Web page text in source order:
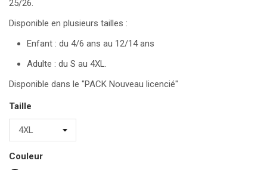
25/26.
Disponible en plusieurs tailles :
Enfant : du 4/6 ans au 12/14 ans
Adulte : du S au 4XL.
Disponible dans le "PACK Nouveau licencié"
Taille
Couleur